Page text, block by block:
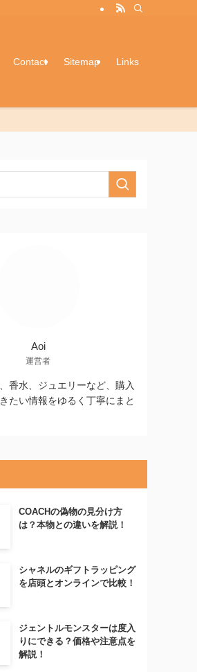
Contact Sitemap Links
Aoi
運営者
香水、ジュエリーなど、購入
たい情報をゆるく丁寧にまと
COACHの偽物の見分け方
は？本物との違いを解説！
シャネルのギフトラッピング
を店頭とオンラインで比較！
ジェントルモンスターは度入
りにできる？価格や注意点を
解説！